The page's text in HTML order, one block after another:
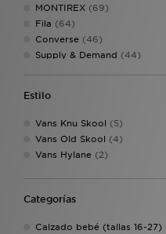
MONTIREX (69)
Fila (64)
Converse (46)
Supply & Demand (44)
Unlike Humans
Crocs (33)
Hoodrich (33)
ASICS
(31)
On Running (23)
Reebok (20)
Technicals (13)
Estilo
Vans Knu Skool (5)
Vans Old Skool (4)
Vans Hylane (2)
Categorías
Calzado bebé (tallas 16-27)